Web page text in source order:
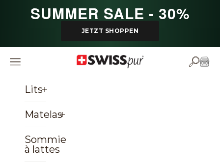
SUMMER SALE - 30%
JETZT SHOPPEN
SWISSpur
Ouvrir la navigation Ouvrir
Voir
Lits
Matelas
Sommiers
à lattes